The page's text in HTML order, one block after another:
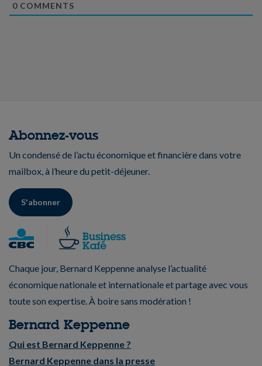
0 COMMENTS
Abonnez-vous
Un condensé de l’actu économique et financière dans votre
mailbox, à l’heure du petit-déjeuner.
S'abonner
Chaque jour, Bernard Keppenne analyse l’actualité
économique nationale et internationale et partage avec vous
toute son expertise. À boire sans modération !
Bernard Keppenne
Qui est Bernard Keppenne ?
Bernard Keppenne dans la presse